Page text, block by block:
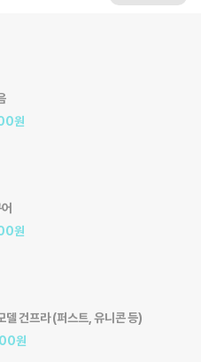
원
원
건프라 (퍼스트, 유니콘 등)
원